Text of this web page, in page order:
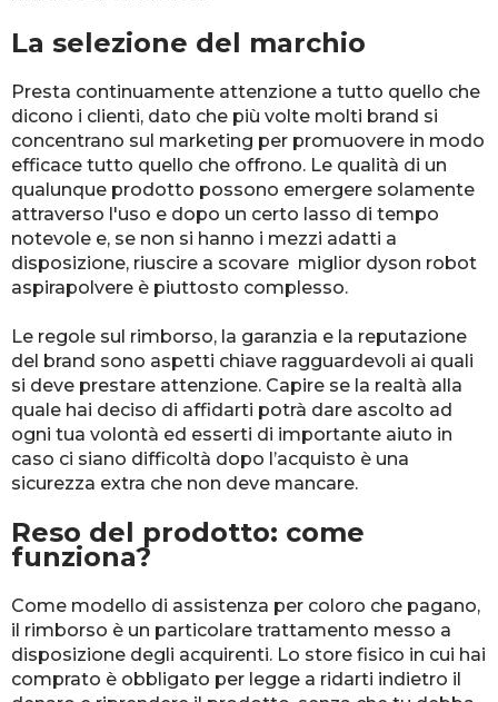
La selezione del marchio
Presta continuamente attenzione a tutto quello che
dicono i clienti, dato che più volte molti brand si
concentrano sul marketing per promuovere in modo
efficace tutto quello che offrono. Le qualità di un
qualunque prodotto possono emergere solamente
attraverso l'uso e dopo un certo lasso di tempo
notevole e, se non si hanno i mezzi adatti a
disposizione, riuscire a scovare miglior dyson robot
aspirapolvere è piuttosto complesso.
Le regole sul rimborso, la garanzia e la reputazione
del brand sono aspetti chiave ragguardevoli ai quali
si deve prestare attenzione. Capire se la realtà alla
quale hai deciso di affidarti potrà dare ascolto ad
ogni tua volontà ed esserti di importante aiuto in
caso ci siano difficoltà dopo l’acquisto è una
sicurezza extra che non deve mancare.
Reso del prodotto: come
funziona?
Come modello di assistenza per coloro che pagano,
il rimborso è un particolare trattamento messo a
disposizione degli acquirenti. Lo store fisico in cui hai
comprato è obbligato per legge a ridarti indietro il